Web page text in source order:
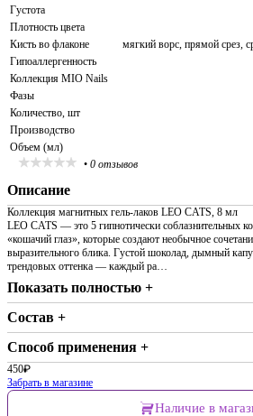
Густота
Плотность цвета
Кисть во флаконе
мягкий ворс, прямой срез,
Гипоаллергенность
Коллекция MIO Nails
Фазы
Количество, шт
Производство
Объем (мл)
• 0 отзывов
Описание
Коллекция магнитных гель-лаков LEO CATS, 8 мл
LEO CATS — это 5 гипнотически соблазнительных
«кошачий глаз», которые создают необычное
выразительного блика. Густой шоколад, дымный
трендовых оттенка — каждый ра…
Показать полностью +
Состав +
Способ применения +
450₽
Забрать в магазине
Наличие в